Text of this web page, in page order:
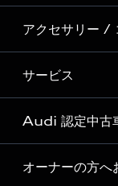
Audi Sport
Formula 1®
デジタルサービス
新車在庫検索
試乗車・展示車検
見積り依頼
試乗予約
モデル一覧
特別仕様モデル /
e-tronラインアッ
価格シミュレーシ
車両比較
アクセサリー /
純正アクセサリー
オンラインショッ
Audi collection
アウディナビアプ
サービス
サービス入庫予約
サービスプログラム
Audi 認定中古
Audi認定中古車
オーナーの方へ